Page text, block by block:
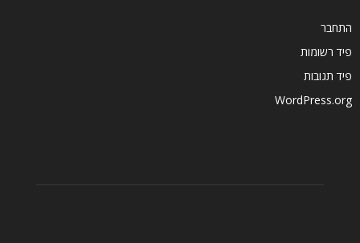
התחבר
פיד רשומות
פיד תגובות
WordPress.org